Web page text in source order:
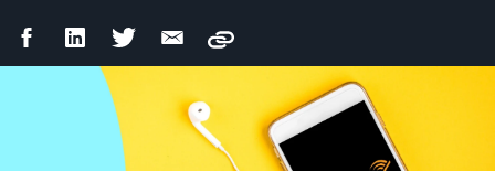
Compartilhar
Facebook
Compartilhar
LinkedIn
CompartilharCompartilhar
mail
Copy